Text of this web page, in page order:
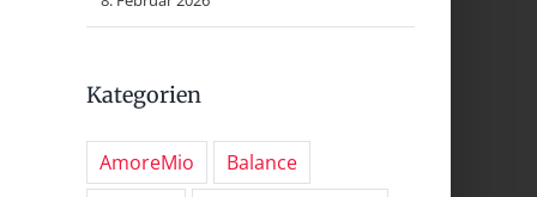
Kategorien
AmoreMio
Balance